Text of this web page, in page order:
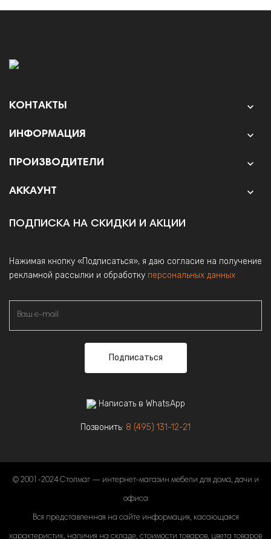
КОНТАКТЫ 
ИНФОРМАЦИЯ 
ПРОИЗВОДИТЕЛИ 
АККАУНТ 
ПОДПИСКА НА СКИДКИ И АКЦИИ
Нажимая кнопку «Подписаться», я даю согласие на получение
рекламной рассылки и обработку персональных данных
Подписаться
Написать в WhatsApp
Позвонить: 8 (495) 131-12-21
© 2001-2024 Столмаг — интернет-магазин мебели для дома, дачи и
офиса
Вся представленная на сайте информация, касающаяся
характеристик, наличия на складе, стоимости товаров, цвета товаров